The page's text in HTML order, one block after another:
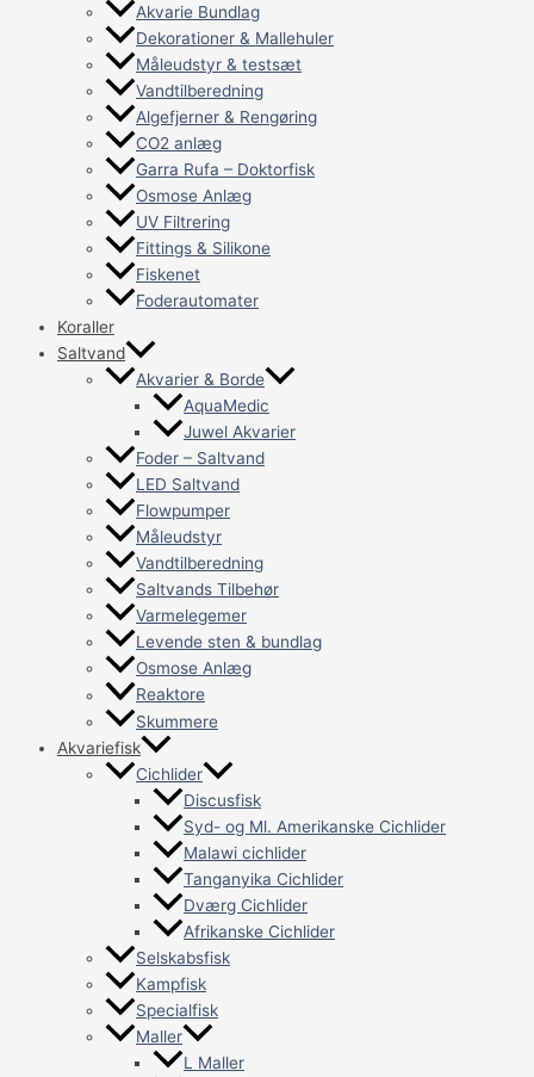
Akvarie Bundlag
Dekorationer & Mallehuler
Måleudstyr & testsæt
Vandtilberedning
Algefjerner & Rengøring
CO2 anlæg
Garra Rufa – Doktorfisk
Osmose Anlæg
UV Filtrering
Fittings & Silikone
Fiskenet
Foderautomater
Koraller
Saltvand
Akvarier & Borde
AquaMedic
Juwel Akvarier
Foder – Saltvand
LED Saltvand
Flowpumper
Måleudstyr
Vandtilberedning
Saltvands Tilbehør
Varmelegemer
Levende sten & bundlag
Osmose Anlæg
Reaktore
Skummere
Akvariefisk
Cichlider
Discusfisk
Syd- og Ml. Amerikanske Cichlider
Malawi cichlider
Tanganyika Cichlider
Dværg Cichlider
Afrikanske Cichlider
Selskabsfisk
Kampfisk
Specialfisk
Maller
L Maller